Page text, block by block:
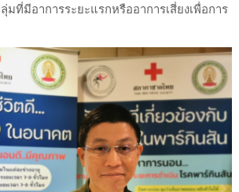
มที่มีอาการระยะแรกหรืออาการเสี่ยงเพื่อการ